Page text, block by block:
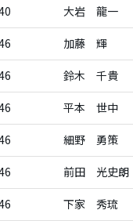
大岩 龍一
加藤 輝
鈴木 千貴
平本 世中
細野 勇策
前田 光史朗
下家 秀琉